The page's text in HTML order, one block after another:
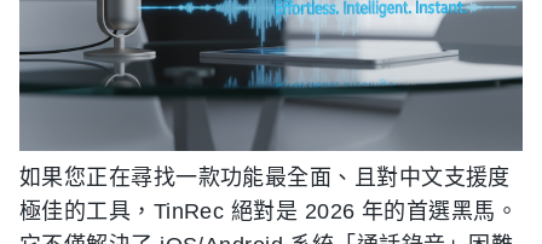
如果您正在尋找一款功能最全面、且對中文支援度
極佳的工具，TinRec 絕對是 2026 年的首選黑馬。